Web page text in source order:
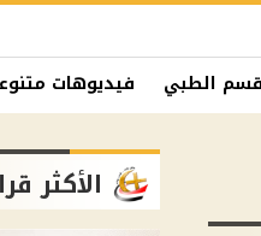
الطبي فيديوهات
الأكثر